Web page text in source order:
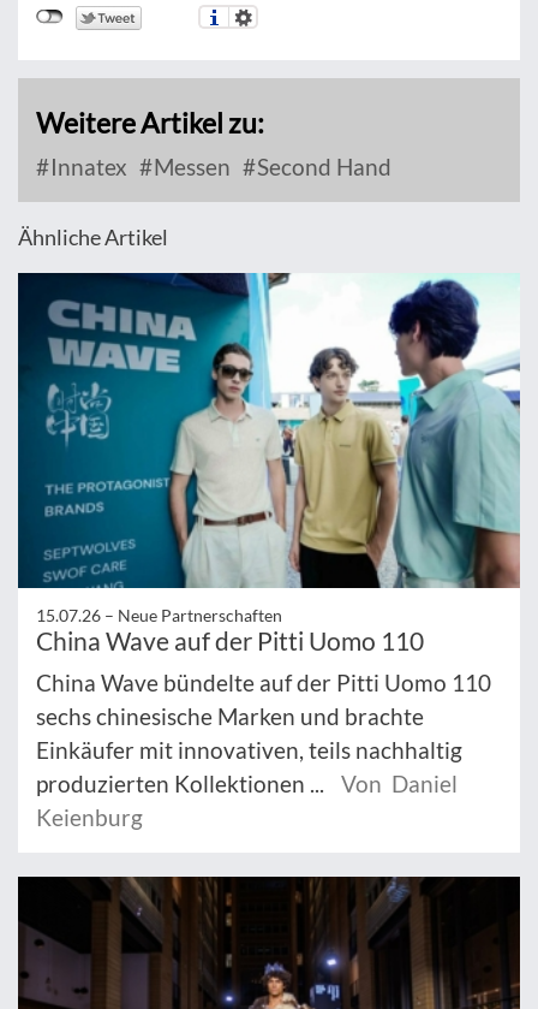
Weitere Artikel zu:
Innatex Messen Second Hand
Ähnliche Artikel
15.07.26 – Neue Partnerschaften
China Wave auf der Pitti Uomo 110
China Wave bündelte auf der Pitti Uomo 110
sechs chinesische Marken und brachte
Einkäufer mit innovativen, teils nachhaltig
produzierten Kollektionen ...
Von Daniel
Keienburg